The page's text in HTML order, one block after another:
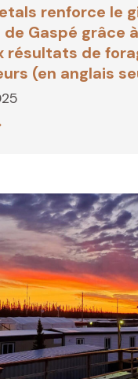
renforce le
Gaspé grâce
résultats de
(en anglais